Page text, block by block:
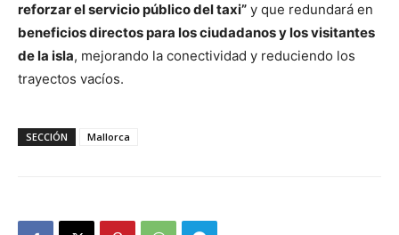
reforzar el servicio público del taxi” y que redundará en
beneficios directos para los ciudadanos y los visitantes
de la isla, mejorando la conectividad y reduciendo los
trayectos vacíos.
SECCIÓN Mallorca